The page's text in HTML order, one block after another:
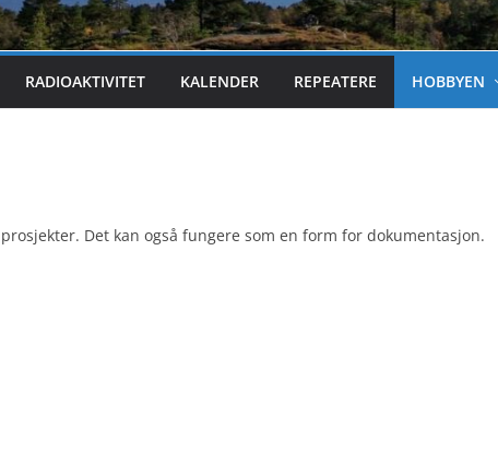
RADIOAKTIVITET KALENDER REPEATERE HOBBYEN
Det kan også fungere som en form for dokumentasjon.